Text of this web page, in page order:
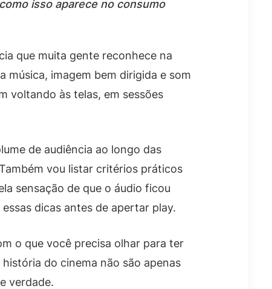
isso aparece no consumo
que muita gente reconhece na
música, imagem bem dirigida e som
voltando às telas, em sessões
de audiência ao longo das
vou listar critérios práticos
sensação de que o áudio ficou
dicas antes de apertar play.
o que você precisa olhar para ter
do cinema não são apenas
verdade.